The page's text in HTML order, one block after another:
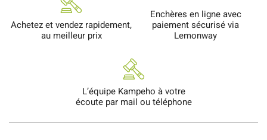
Achetez et vendez rapidement,
au meilleur prix
Enchères en ligne avec
paiement sécurisé via
Lemonway
L’équipe Kampeho à votre
écoute par mail ou téléphone